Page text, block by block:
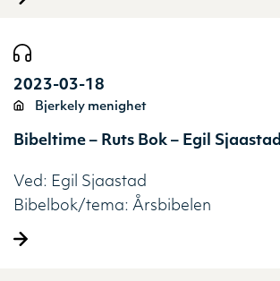
2023-03-18
Bjerkely menighet
Bibeltime – Ruts Bok – Egil Sjaastad
Ved: Egil Sjaastad
Bibelbok/tema: Årsbibelen